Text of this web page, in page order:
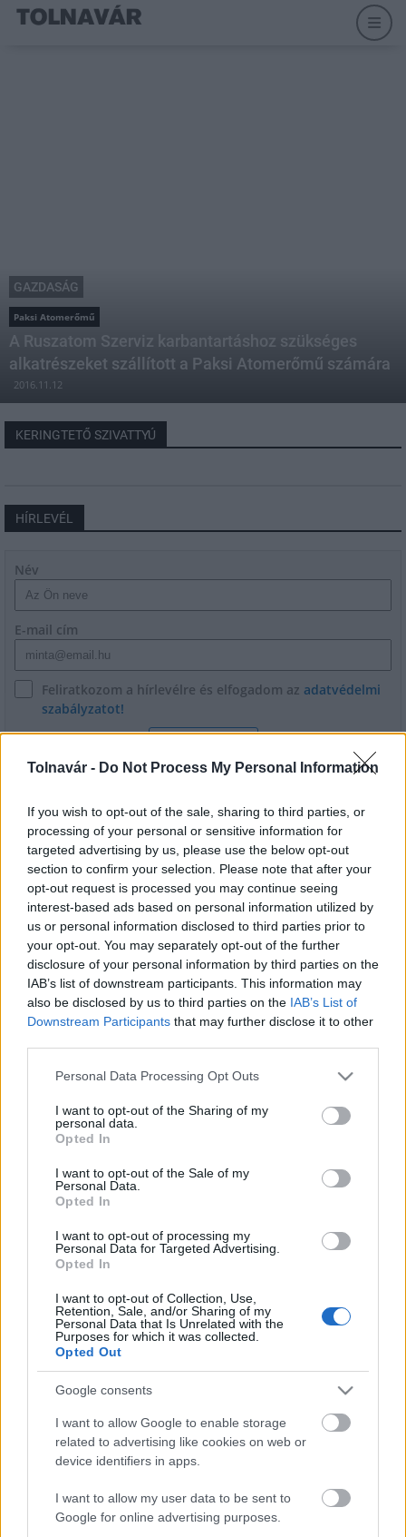
Tolnavár - Do Not Process My Personal Information
If you wish to opt-out of the sale, sharing to third parties, or
processing of your personal or sensitive information for
targeted advertising by us, please use the below opt-out
section to confirm your selection. Please note that after your
opt-out request is processed you may continue seeing
interest-based ads based on personal information utilized by
us or personal information disclosed to third parties prior to
your opt-out. You may separately opt-out of the further
disclosure of your personal information by third parties on the
IAB’s list of downstream participants. This information may
also be disclosed by us to third parties on the IAB’s List of
Downstream Participants that may further disclose it to other
Please note that this website/app uses one or more Google
not limited to your visit or usage behaviour. You may click to
grant or deny consent to Google and its third-party tags to
use your data for below specified purposes in below Google
consent section.
Personal Data Processing Opt Outs
I want to opt-out of the Sharing of my
personal data.
Opted In
I want to opt-out of the Sale of my
Personal Data.
Opted In
I want to opt-out of processing my
Personal Data for Targeted Advertising.
Opted In
I want to opt-out of Collection, Use,
Retention, Sale, and/or Sharing of my
Personal Data that Is Unrelated with the
Purposes for which it was collected.
Opted Out
Google consents
I want to allow Google to enable storage
related to advertising like cookies on web or
device identifiers in apps.
I want to allow my user data to be sent to
Google for online advertising purposes.
GAZDASÁG
Paksi Atomerőmű
A Ruszatom Szerviz karbantartáshoz szükséges
alkatrészeket szállított a Paksi Atomerőmű számára
2016.11.12
KERINGTETŐ SZIVATTYÚ
HÍRLEVÉL
Név
E-mail cím
Feliratkozom a hírlevélre és elfogadom az adatvédelmi
szabályzatot!
LEGFRISSEBB
Országos hírek Duna hőség
Megérkezett az eső a Duna
vízgyűjtőjére
Kecskeméten is szakirányú továbbképzésekkel erősít a Gál
Kiemelt fontosságú a Gál Ferenc Egyetem számára a jövőbe
mutató szakmai felkészültség átadása, a folyamatos szakmai
Országos hírek
A LAKOSSÁGRA IS FONTOS SZEREP HÁRUL A
SZÚNYOGINVÁZIÓ ELKERÜLÉSÉBEN
Országos hírek
Túlfogyasztás napja - július 30-ra felhasználta az
emberiség a Föld egész évre elegendő erőforrásait
Ma van idén a túlfogyasztás világnapja: az emberiség eddigre
használta fel mindazokat a természeti erőforrásokat, amelyeket
bolygónk egy év alatt képes megújítani. Ettől a naptól kezdve
ökológiai értelemben már „hitelből élünk” – hívta fel a figyelmet
közleményében a WWF Magyarország.
HIRDETÉS